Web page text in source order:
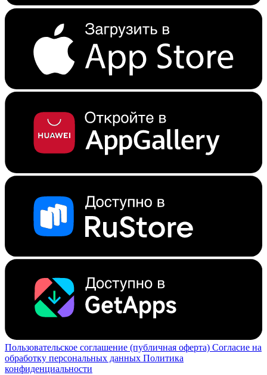
Пользовательское соглашение (публичная оферта) Согласие на
обработку персональных данных Политика
конфиденциальности